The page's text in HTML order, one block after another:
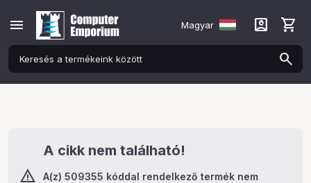
menu Magyar account_box shopping_cart
A cikk nem található!
A(z) 509355 kóddal rendelkező termék nem